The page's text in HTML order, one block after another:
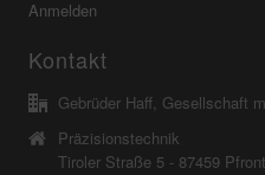
Anmelden
Kontakt
Gebrüder Haff, Gesellschaft
Präzisionstechnik
Tiroler Straße 5 - 87459